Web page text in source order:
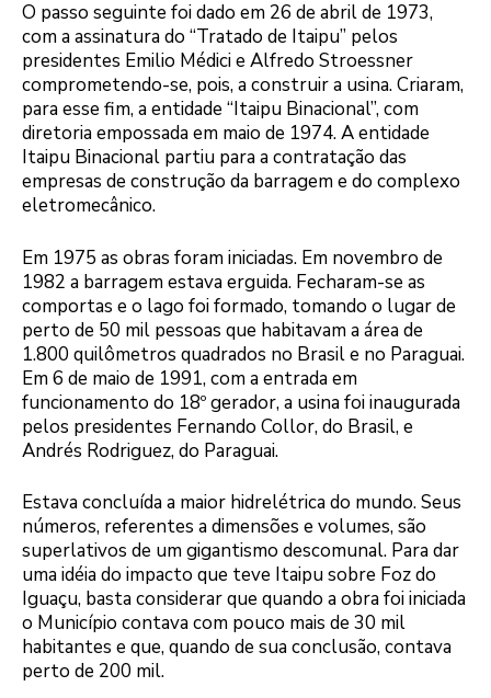
O passo seguinte foi dado em 26 de abril de 1973,
com a assinatura do “Tratado de Itaipu” pelos
presidentes Emilio Médici e Alfredo Stroessner
comprometendo-se, pois, a construir a usina. Criaram,
para esse fim, a entidade “Itaipu Binacional”, com
diretoria empossada em maio de 1974. A entidade
Itaipu Binacional partiu para a contratação das
empresas de construção da barragem e do complexo
eletromecânico.
Em 1975 as obras foram iniciadas. Em novembro de
1982 a barragem estava erguida. Fecharam-se as
comportas e o lago foi formado, tomando o lugar de
perto de 50 mil pessoas que habitavam a área de
1.800 quilômetros quadrados no Brasil e no Paraguai.
Em 6 de maio de 1991, com a entrada em
funcionamento do 18º gerador, a usina foi inaugurada
pelos presidentes Fernando Collor, do Brasil, e
Andrés Rodriguez, do Paraguai.
Estava concluída a maior hidrelétrica do mundo. Seus
números, referentes a dimensões e volumes, são
superlativos de um gigantismo descomunal. Para dar
uma idéia do impacto que teve Itaipu sobre Foz do
Iguaçu, basta considerar que quando a obra foi iniciada
o Município contava com pouco mais de 30 mil
habitantes e que, quando de sua conclusão, contava
perto de 200 mil.